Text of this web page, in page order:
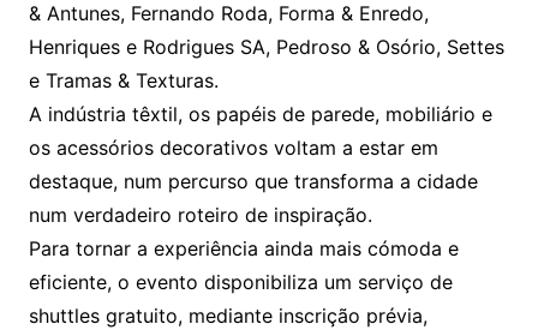
& Antunes, Fernando Roda, Forma & Enredo,
Henriques e Rodrigues SA, Pedroso & Osório, Settes
e Tramas & Texturas.
A indústria têxtil, os papéis de parede, mobiliário e
os acessórios decorativos voltam a estar em
destaque, num percurso que transforma a cidade
num verdadeiro roteiro de inspiração.
Para tornar a experiência ainda mais cómoda e
eficiente, o evento disponibiliza um serviço de
shuttles gratuito, mediante inscrição prévia,